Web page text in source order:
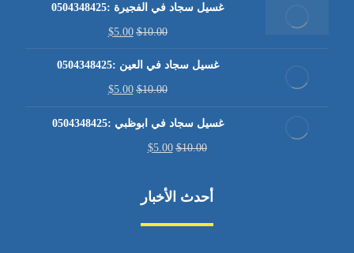
غسيل سجاد في الفجيرة :0504348425
$10.00
$5.00
غسيل سجاد في العين :0504348425
$10.00
$5.00
غسيل سجاد في ابوظبي :0504348425
$10.00
$5.00
أحدث الأخبار